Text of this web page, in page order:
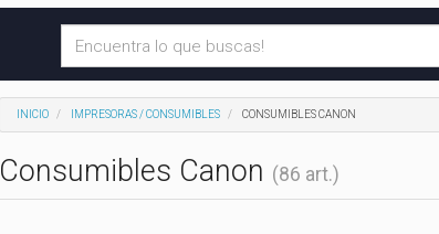
INICIO IMPRESORAS / CONSUMIBLES CONSUMIBLES CANON
Consumibles Canon (86 art.)